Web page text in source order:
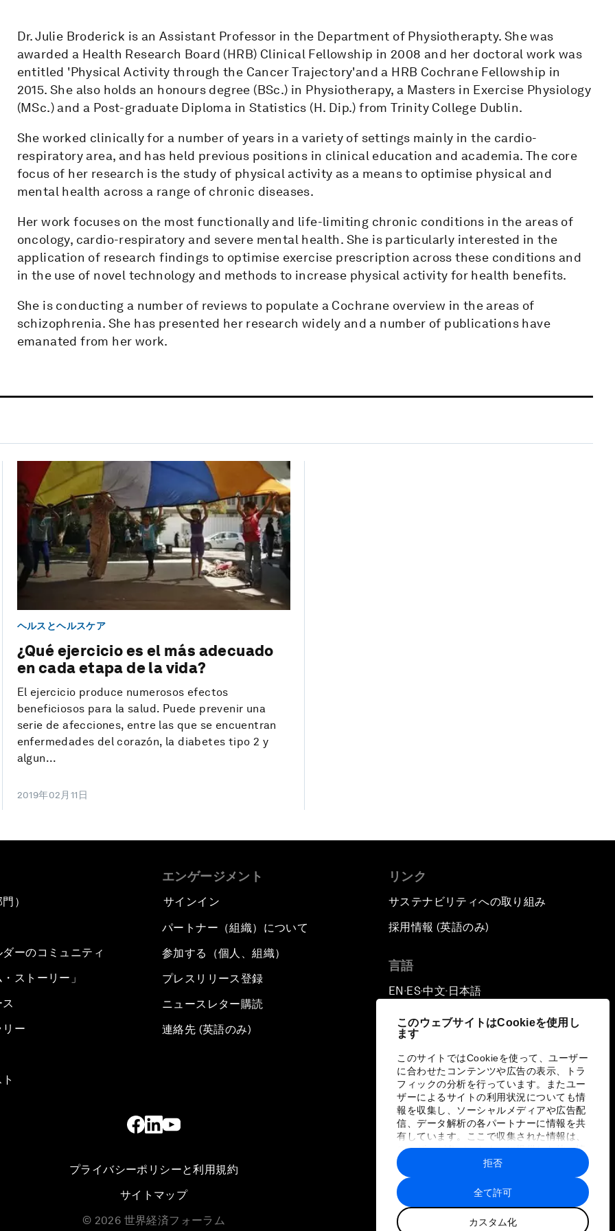
このウェブサイトはCookieを使用し
ます
このサイトではCookieを使って、ユーザー
に合わせたコンテンツや広告の表示、トラ
フィックの分析を行っています。またユー
ザーによるサイトの利用状況についても情
報を収集し、ソーシャルメディアや広告配
信、データ解析の各パートナーに情報を共
有しています。ここで収集された情報は、
ユーザーが各パートナーに提供した他の情
報や各パートナーのサービスを使用した際
に収集された情報と組み合わされ、各パー
トナーによって使用されることがありま
す。
全て許可
カスタム化
拒否
Dr. Julie Broderick is an Assistant Professor in the Department of Physiotherapty. She was
awarded a Health Research Board (HRB) Clinical Fellowship in 2008 and her doctoral work was
entitled 'Physical Activity through the Cancer Trajectory'and a HRB Cochrane Fellowship in
2015. She also holds an honours degree (BSc.) in Physiotherapy, a Masters in Exercise Physiology
(MSc.) and a Post-graduate Diploma in Statistics (H. Dip.) from Trinity College Dublin.
She worked clinically for a number of years in a variety of settings mainly in the cardio-
respiratory area, and has held previous positions in clinical education and academia. The core
focus of her research is the study of physical activity as a means to optimise physical and
mental health across a range of chronic diseases.
Her work focuses on the most functionally and life-limiting chronic conditions in the areas of
oncology, cardio-respiratory and severe mental health. She is particularly interested in the
application of research findings to optimise exercise prescription across these conditions and
in the use of novel technology and methods to increase physical activity for health benefits.
She is conducting a number of reviews to populate a Cochrane overview in the areas of
schizophrenia. She has presented her research widely and a number of publications have
emanated from her work.
ヘルスとヘルスケア
¿Qué ejercicio es el más adecuado
en cada etapa de la vida?
El ejercicio produce numerosos efectos
beneficiosos para la salud. Puede prevenir una
serie de afecciones, entre las que se encuentran
enfermedades del corazón, la diabetes tipo 2 y
algun...
2019年02月11日
）
ーのコミュニティ
ストーリー」
ー
エンゲージメント
サインイン
パートナー（組織）について
参加する（個人、組織）
プレスリリース登録
ニュースレター購読
連絡先 (英語のみ)
リンク
サステナビリティへの取り組み
採用情報 (英語のみ)
言語
EN ▪ ES▪中文▪ 日本語
プライバシーポリシーと利用規約
サイトマップ
© 2026 世界経済フォーラム